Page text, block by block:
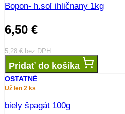
Bopon- h.soľ ihličnany 1kg
6,50 €
5,28 € bez DPH
Pridať do košíka
OSTATNÉ
Už len 2 ks
biely špagát 100g